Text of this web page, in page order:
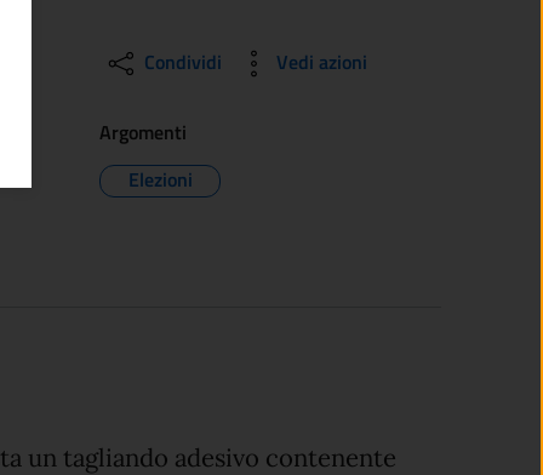
Condividi Vedi azioni
Argomenti
Elezioni
un tagliando adesivo contenente